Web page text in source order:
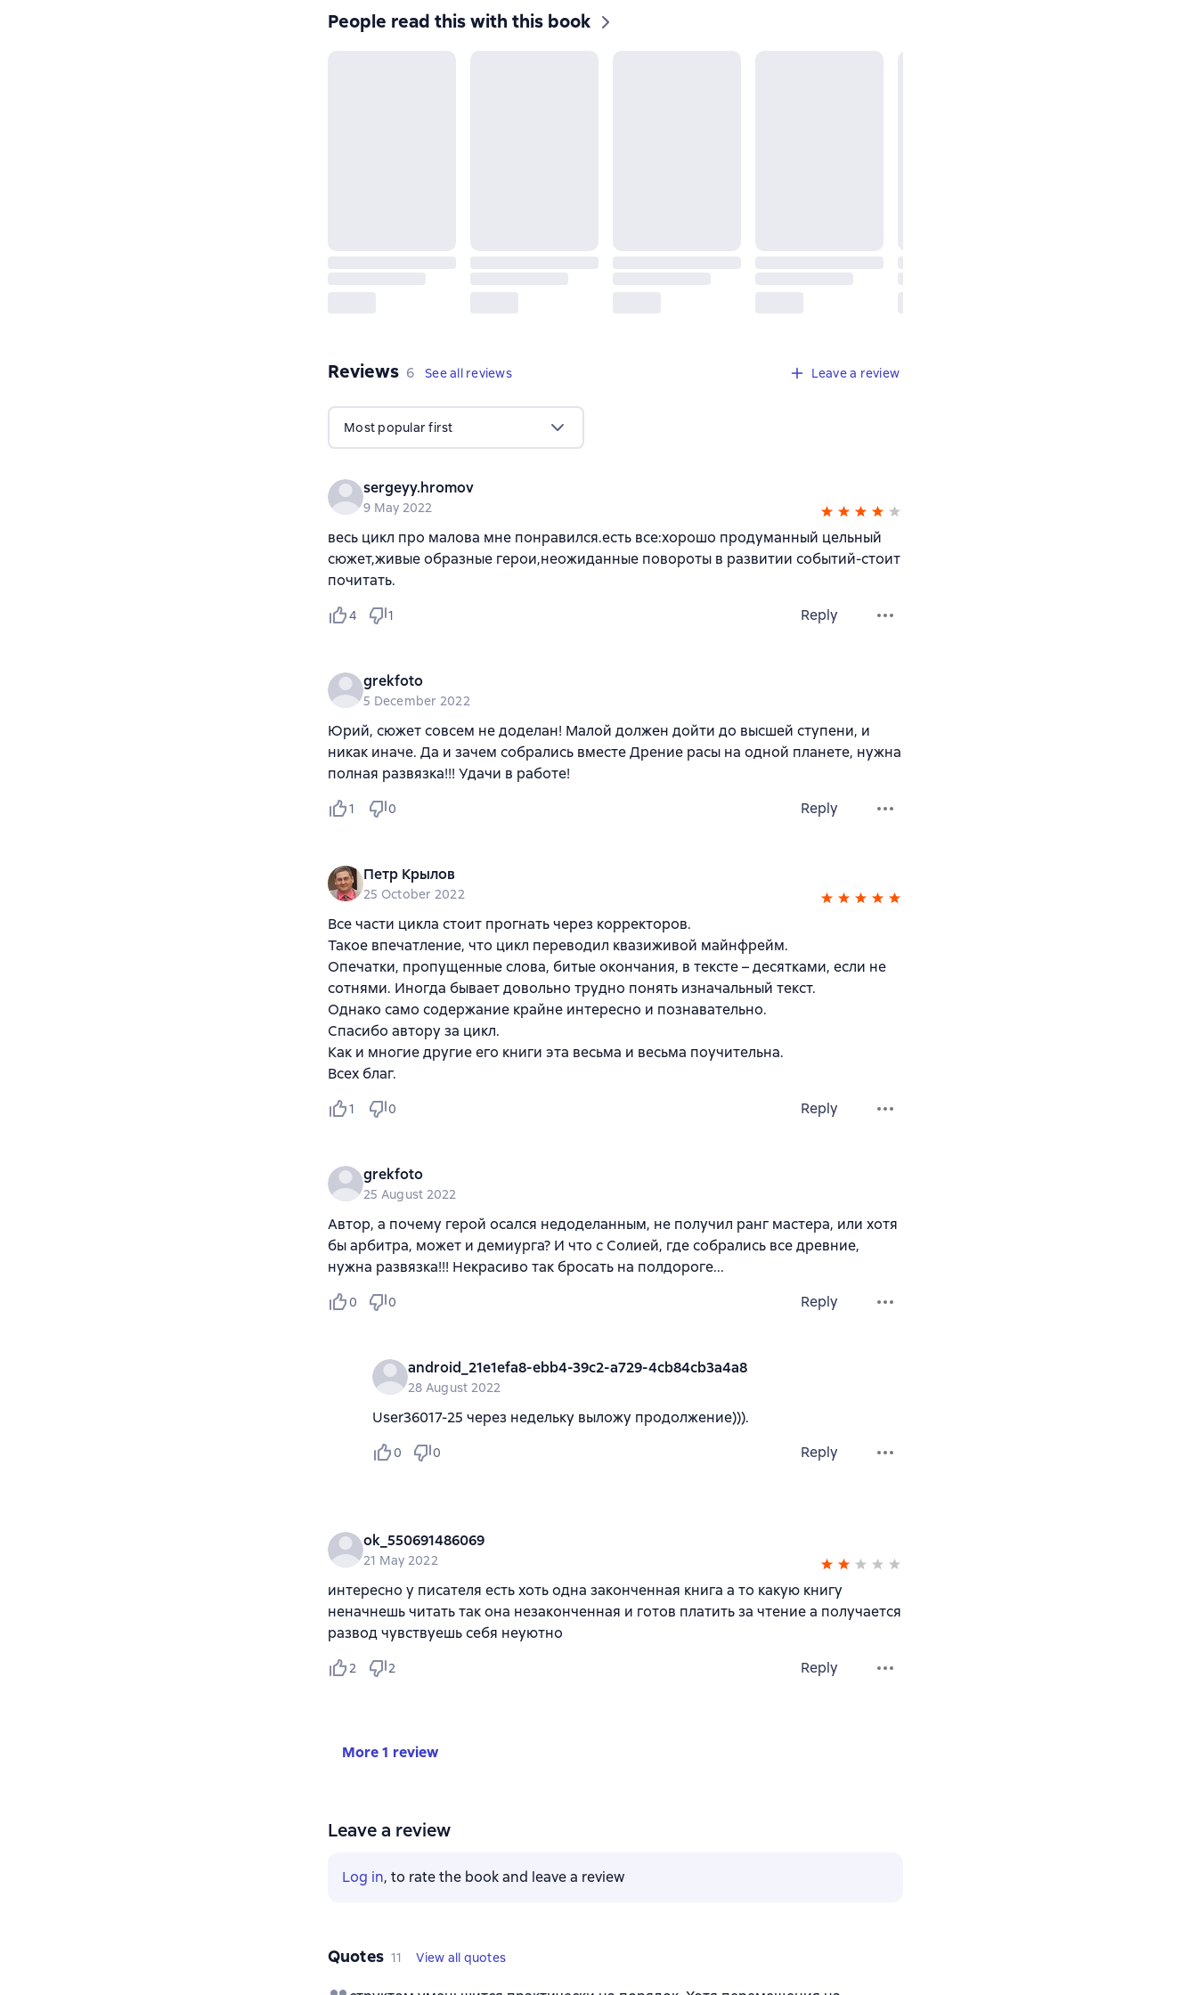
People read this with this book
Reviews 6 reviews
6 See all reviews Leave a review
Most popular first
sergeyy.hromov
9 May 2022
весь цикл про малова мне понравился.есть все:хорошо продуманный цельный
сюжет,живые образные герои,неожиданные повороты в развитии событий-стоит
почитать.
4 1 Reply
grekfoto
5 December 2022
Юрий, сюжет совсем не доделан! Малой должен дойти до высшей ступени, и
никак иначе. Да и зачем собрались вместе Дрение расы на одной планете, нужна
полная развязка!!! Удачи в работе!
1 0 Reply
Петр Крылов
25 October 2022
Все части цикла стоит прогнать через корректоров.
Такое впечатление, что цикл переводил квазиживой майнфрейм.
Опечатки, пропущенные слова, битые окончания, в тексте – десятками, если не
сотнями. Иногда бывает довольно трудно понять изначальный текст.
Однако само содержание крайне интересно и познавательно.
Спасибо автору за цикл.
Как и многие другие его книги эта весьма и весьма поучительна.
Всех благ.
1 0 Reply
grekfoto
25 August 2022
Автор, а почему герой осался недоделанным, не получил ранг мастера, или хотя
бы арбитра, может и демиурга? И что с Солией, где собрались все древние,
нужна развязка!!! Некрасиво так бросать на полдороге...
0 0 Reply
android_21e1efa8-ebb4-39c2-a729-4cb84cb3a4a8
28 August 2022
User36017-25 через недельку выложу продолжение))).
0 0 Reply
ok_550691486069
21 May 2022
интересно у писателя есть хоть одна законченная книга а то какую книгу
неначнешь читать так она незаконченная и готов платить за чтение а получается
развод чувствуешь себя неуютно
2 2 Reply
More 1 review
Leave a review
Log in, to rate the book and leave a review
Quotes 11 View all quotes